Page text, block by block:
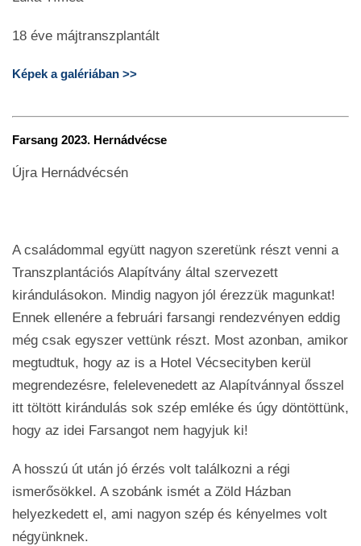
18 éve májtranszplantált
Képek a galériában >>
Farsang 2023. Hernádvécse
Újra Hernádvécsén
A családommal együtt nagyon szeretünk részt venni a
Transzplantációs Alapítvány által szervezett
kirándulásokon. Mindig nagyon jól érezzük magunkat!
Ennek ellenére a februári farsangi rendezvényen eddig
még csak egyszer vettünk részt. Most azonban, amikor
megtudtuk, hogy az is a Hotel Vécsecityben kerül
megrendezésre, felelevenedett az Alapítvánnyal ősszel
itt töltött kirándulás sok szép emléke és úgy döntöttünk,
hogy az idei Farsangot nem hagyjuk ki!
A hosszú út után jó érzés volt találkozni a régi
ismerősökkel. A szobánk ismét a Zöld Házban
helyezkedett el, ami nagyon szép és kényelmes volt
négyünknek.